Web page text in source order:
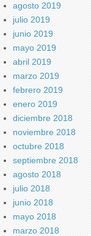
agosto 2019
julio 2019
junio 2019
mayo 2019
abril 2019
marzo 2019
febrero 2019
enero 2019
diciembre 2018
noviembre 2018
octubre 2018
septiembre 2018
agosto 2018
julio 2018
junio 2018
mayo 2018
marzo 2018